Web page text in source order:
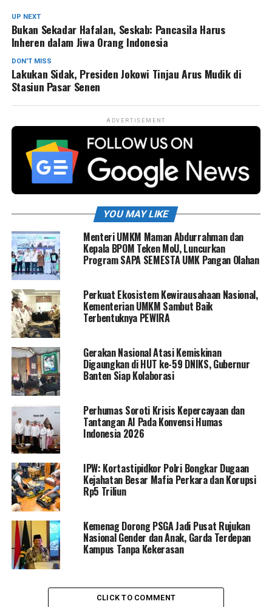
UP NEXT
Bukan Sekadar Hafalan, Seskab: Pancasila Harus
Inheren dalam Jiwa Orang Indonesia
DON'T MISS
Lakukan Sidak, Presiden Jokowi Tinjau Arus Mudik di
Stasiun Pasar Senen
ADVERTISEMENT
YOU MAY LIKE
Menteri UMKM Maman Abdurrahman dan
Kepala BPOM Teken MoU, Luncurkan
Program SAPA SEMESTA UMK Pangan Olahan
Perkuat Ekosistem Kewirausahaan Nasional,
Kementerian UMKM Sambut Baik
Terbentuknya PEWIRA
Gerakan Nasional Atasi Kemiskinan
Digaungkan di HUT ke-59 DNIKS, Gubernur
Banten Siap Kolaborasi
Perhumas Soroti Krisis Kepercayaan dan
Tantangan AI Pada Konvensi Humas
Indonesia 2026
IPW: Kortastipidkor Polri Bongkar Dugaan
Kejahatan Besar Mafia Perkara dan Korupsi
Rp5 Triliun
Kemenag Dorong PSGA Jadi Pusat Rujukan
Nasional Gender dan Anak, Garda Terdepan
Kampus Tanpa Kekerasan
CLICK TO COMMENT